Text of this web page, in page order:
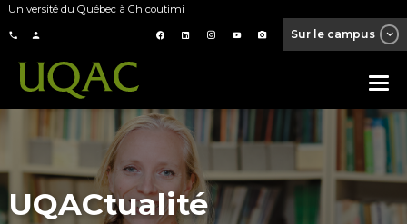
Université du Québec à Chicoutimi
Sur le campus
UQACtualité